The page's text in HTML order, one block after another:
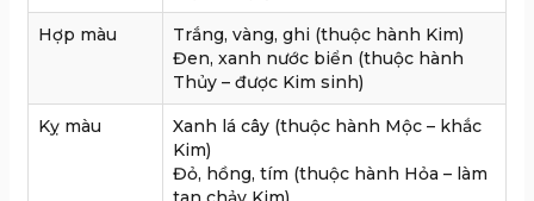
Hợp màu
Trắng, vàng, ghi (thuộc hành Kim)
Đen, xanh nước biển (thuộc hành
Thủy – được Kim sinh)
Kỵ màu
Xanh lá cây (thuộc hành Mộc – khắc
Kim)
Đỏ, hồng, tím (thuộc hành Hỏa – làm